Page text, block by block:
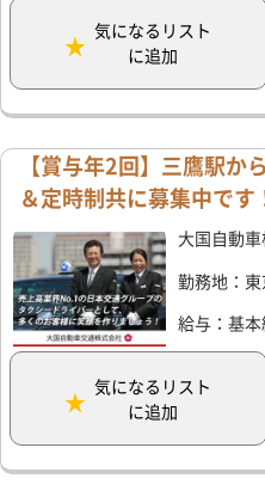
気になるリスト
に追加
【賞与年2回】三鷹駅か
＆定時制共に募集中です
大国自動
勤務地：
給与：基
気になるリスト
に追加